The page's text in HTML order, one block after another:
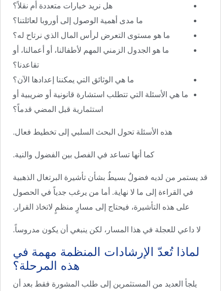
هل نريد خيارات متعددة أم نقلاً؟
ما مدى أهمية الوصول إلى أوروبا لعائلتنا؟
ما هو مستوى التعرض لرأس المال الذي نرتاح له؟
ما هو الجدول الزمني المهم لأطفالنا، أو أعمالنا، أو
تقاعدنا؟
ما هي الوثائق التي يمكننا إعدادها الآن؟
ما هي الأسئلة التي تتطلب استشارة قانونية أو ضريبية أو
استثمارية قبل المضي قدماً؟
هذه الأسئلة تحول البحث السلبي إلى تخطيط فعال.
كما أنها تساعد في الفصل بين الفضول والنية.
قد يستمر من لديه فضولٌ بسيطٌ بشأن تأشيرة البرتغال الذهبية
في القراءة إلى ما لا نهاية. أما من يرغب جدياً في الحصول
على هذه التأشيرة، فيحتاج إلى مسارٍ منظمٍ لاتخاذ القرار.
لا داعي للعجلة في هذا المسار، لكن ينبغي أن يكون مدروساً.
لماذا تُعدّ الإرشادات المنظمة مهمة في
هذه المرحلة؟
يلجأ العديد من المستثمرين إلى طلب المشورة فقط بعد أن